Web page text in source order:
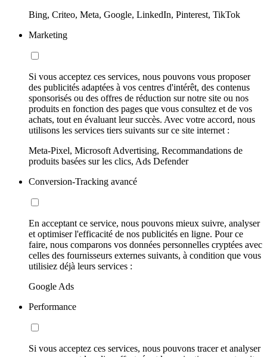
Bing, Criteo, Meta, Google, LinkedIn, Pinterest, TikTok
Marketing
Si vous acceptez ces services, nous pouvons vous proposer
des publicités adaptées à vos centres d'intérêt, des contenus
sponsorisés ou des offres de réduction sur notre site ou nos
produits en fonction des pages que vous consultez et de vos
achats, tout en évaluant leur succès. Avec votre accord, nous
utilisons les services tiers suivants sur ce site internet :
Meta-Pixel, Microsoft Advertising, Recommandations de
produits basées sur les clics, Ads Defender
Conversion-Tracking avancé
En acceptant ce service, nous pouvons mieux suivre, analyser
et optimiser l'efficacité de nos publicités en ligne. Pour ce
faire, nous comparons vos données personnelles cryptées avec
celles des fournisseurs externes suivants, à condition que vous
utilisiez déjà leurs services :
Google Ads
Performance
Si vous acceptez ces services, nous pouvons tracer et analyser